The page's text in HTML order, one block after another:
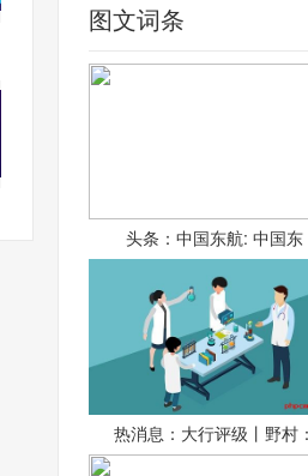
图文词条
头条：中国东航: 中国东
热消息：大行评级丨野村：